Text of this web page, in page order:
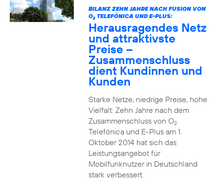
BILANZ ZEHN JAHRE NACH FUSION VON
O2TELEFÓNICA UND E-PLUS:
Herausragendes Netz
und attraktivste
Preise –
Zusammenschluss
dient Kundinnen und
Kunden
Starke Netze, niedrige Preise, hohe
Vielfalt: Zehn Jahre nach dem
Zusammenschluss von O2
Telefónica und E-Plus am 1.
Oktober 2014 hat sich das
Leistungsangebot für
Mobilfunknutzer in Deutschland
stark verbessert.